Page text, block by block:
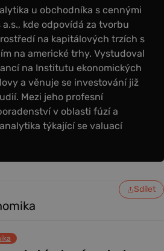
u obchodníka s cennými
kde odpovídá za tvorbu
na kapitálových trzích s
na americké trhy. Vystudoval
na Institutu ekonomických
a věnuje se investování již
Mezi jeho profesní
v oblasti fúzí a
týkající se valuací
Sdílet